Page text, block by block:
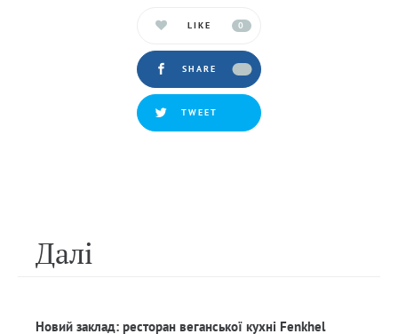
LIKE 0
SHARE
TWEET
Далi
Новий заклад: ресторан веганської кухні Fenkhel